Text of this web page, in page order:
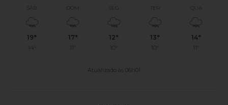
SÁB
19°
14°
DOM
17°
11°
SEG
12°
10°
TER
13°
10°
QUA
14°
11°
Atualizado às 06h01